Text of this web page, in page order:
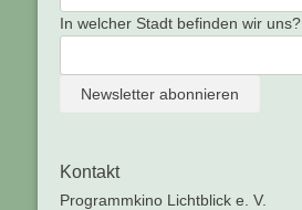
In welcher Stadt befinden wir uns?
Kontakt
Programmkino Lichtblick e. V.